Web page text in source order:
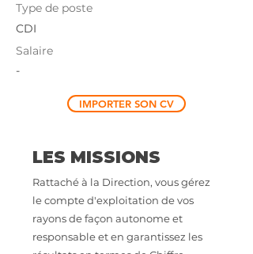
Type de poste
CDI
Salaire
-
IMPORTER SON CV
LES MISSIONS
Rattaché à la Direction, vous gérez
le compte d'exploitation de vos
rayons de façon autonome et
responsable et en garantissez les